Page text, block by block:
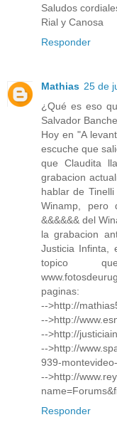
Saludos
Rial y Canosa
Responder
Mathias 25 de
¿Qué es eso
Salvador
Hoy en "A
escuche que
que Claudita
grabacion
hablar de
Winamp,
&&&&&& del
la grabacion
Justicia Infinta,
topico
paginas:
-->http://
-->http://
-->http://
-->http://
939-
-->http://
Responder